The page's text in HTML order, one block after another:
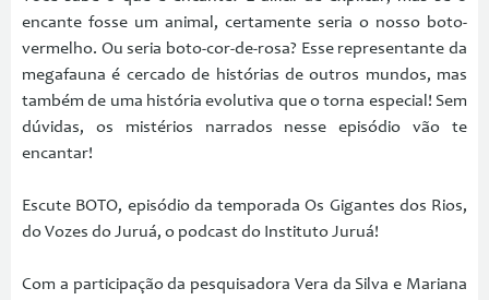
encante fosse um animal, certamente seria o nosso boto-
vermelho. Ou seria boto-cor-de-rosa? Esse representante da
megafauna é cercado de histórias de outros mundos, mas
também de uma história evolutiva que o torna especial! Sem
dúvidas, os mistérios narrados nesse episódio vão te
encantar!
Escute BOTO, episódio da temporada Os Gigantes dos Rios,
do Vozes do Juruá, o podcast do Instituto Juruá!
Com a participação da pesquisadora Vera da Silva e Mariana